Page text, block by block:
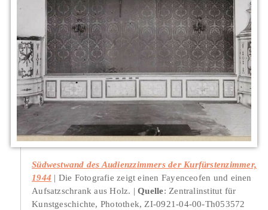
Südwestwand des Audienzzimmers der Kurfürstenzimmer,
1944
Die Fotografie zeigt einen Fayenceofen und einen
Aufsatzschrank aus Holz.
Quelle: Zentralinstitut für
Kunstgeschichte, Photothek, ZI-0921-04-00-Th053572